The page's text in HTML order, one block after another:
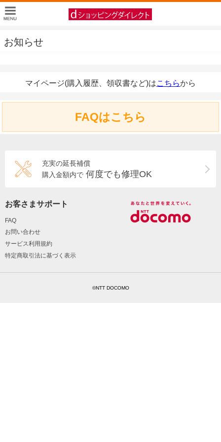
お知らせ
マイページ(購入履歴、領収書など)はこちらから
FAQはこちら
充実の延長補償
購入金額内で 何度でも修理OK
お客さまサポート
FAQ
お問い合わせ
サービス利用規約
特定商取引法に基づく表示
©NTT DOCOMO